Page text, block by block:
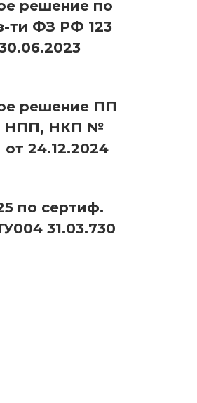
решение по
ти ФЗ РФ 123
решение ПП
НПП, НКП №
24.12.2024
по сертиф.
31.03.730